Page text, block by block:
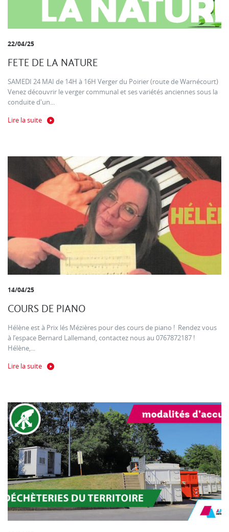
22/04/25
FETE DE LA NATURE
SAMEDI 24 MAI de 14H à 16H Verger du Poirier (route de Warnécourt)
Venez découvrir le verger communal et ses variétés anciennes sous la
conduite d'un...
Lire la suite
14/04/25
COURS DE PIANO
Hélène est à Prix lés Mézières pour des cours de piano ! Rendez vous
à l’espace Bernard Lallemand, contactez nous au 0767872187 !
Hélène,...
Lire la suite